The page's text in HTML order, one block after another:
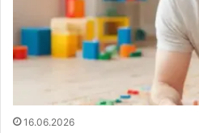
16.06.2026